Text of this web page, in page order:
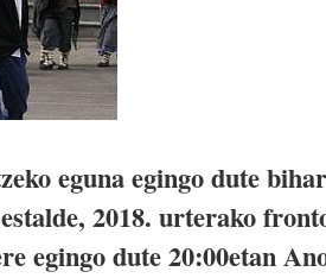
eguna egingo dute
2018. urterako
egingo dute 20:00etan